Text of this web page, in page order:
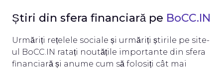
Știri din sfera financiară pe BoCC.IN
Urmăriți rețelele sociale și urmăriți știrile pe site-
ul BoCC.IN ratați noutățile importante din sfera
financiară și anume cum să folosiți cât mai